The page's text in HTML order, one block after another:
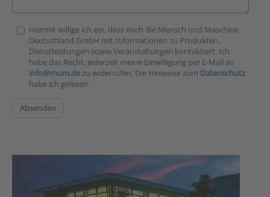
Hiermit willige ich ein, dass mich die Mensch und Maschine
Deutschland GmbH mit Informationen zu Produkten,
Dienstleistungen sowie Veranstaltungen kontaktiert. Ich
habe das Recht, jederzeit meine Einwilligung per E-Mail an
info@mum.dezu widerrufen. Die Hinweise zum Datenschutz
habe ich gelesen.